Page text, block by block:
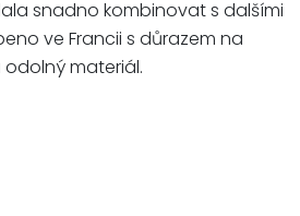
snadno kombinovat s dalšími
ve Francii s důrazem na
materiál.